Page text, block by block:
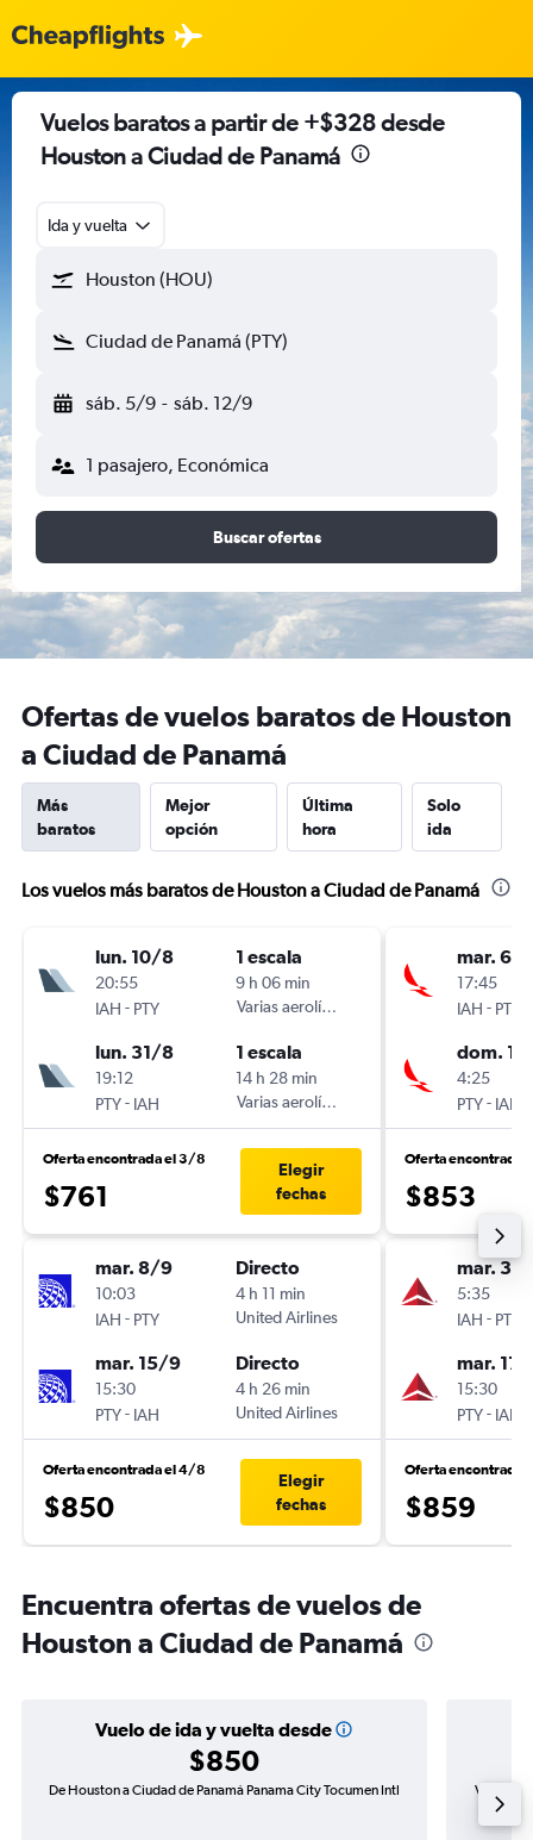
Vuelos baratos a partir de +$328 desde
Houston a Ciudad de Panamá
Ida y vuelta
Houston (HOU)
Ciudad de Panamá (PTY)
sáb. 5/9 - sáb. 12/9
1 pasajero, Económica
Buscar ofertas
Ofertas de vuelos baratos de Houston
a Ciudad de Panamá
Más
baratos
Mejor
opción
Última
hora
Solo
ida
Los vuelos más baratos de Houston a Ciudad de Panamá
lun. 10/8
20:55
IAH - PTY
1 escala
9 h 06 min
Varias aerolíneas
lun. 31/8
19:12
PTY- IAH
1 escala
14 h 28 min
Varias aerolíneas
Oferta encontrada el 3/8
$761
Elegir
fechas
mar. 8/9
10:03
IAH - PTY
Directo
4 h 11 min
United Airlines
mar. 15/9
15:30
PTY- IAH
Directo
4 h 26 min
United Airlines
Oferta encontrada el 4/8
$850
Elegir
fechas
mar. 6/
17:45
IAH - PTY
dom.
4:25
PTY- IAH
Oferta encontrada
$853
mar. 3/
5:35
IAH - PTY
mar. 17/
15:30
PTY- IAH
Oferta encontrada
$859
Encuentra ofertas de vuelos de
Houston a Ciudad de Panamá
Vuelo de ida y vuelta desde
$850
De Houston a Ciudad de Panamá Panama City Tocumen Intl Vuelo de